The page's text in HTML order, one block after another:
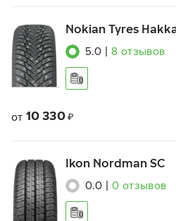
Nokian Tyres
5.0 8 отзывов
от 10 330 ₽
Ikon Nordman SC
0.0 0 отзывов